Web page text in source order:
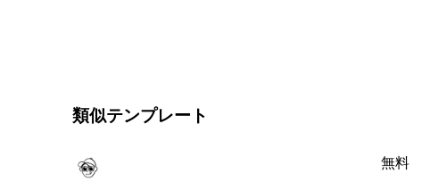
類似テンプレート
無料